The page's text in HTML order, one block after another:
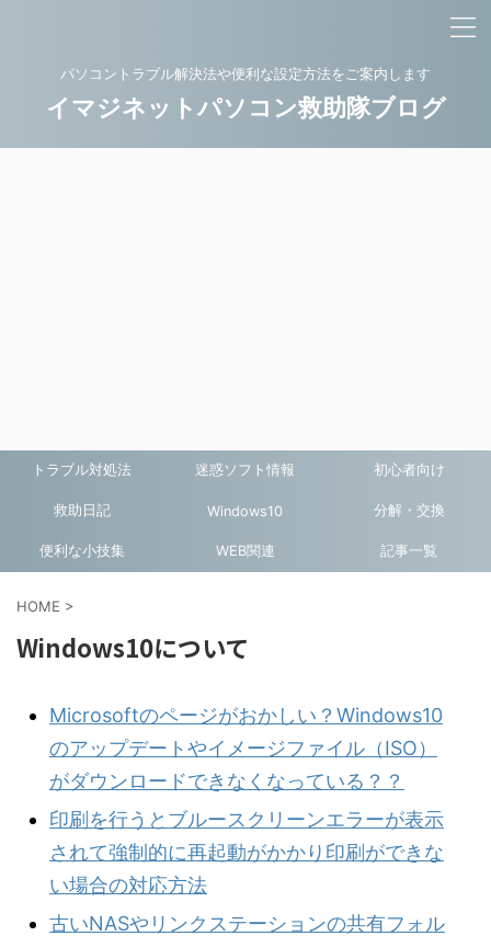
パソコントラブル解決法や便利な設定方法をご案内します
イマジネットパソコン救助隊ブログ
トラブル対処法 迷惑ソフト情報 初心者向け
救助日記 Windows10 分解・交換
便利な小技集 WEB関連 記事一覧
HOME >
Windows10について
Microsoftのページがおかしい？Windows10
のアップデートやイメージファイル（ISO）
がダウンロードできなくなっている？？
印刷を行うとブルースクリーンエラーが表示
されて強制的に再起動がかかり印刷ができな
い場合の対応方法
古いNASやリンクステーションの共有フォル